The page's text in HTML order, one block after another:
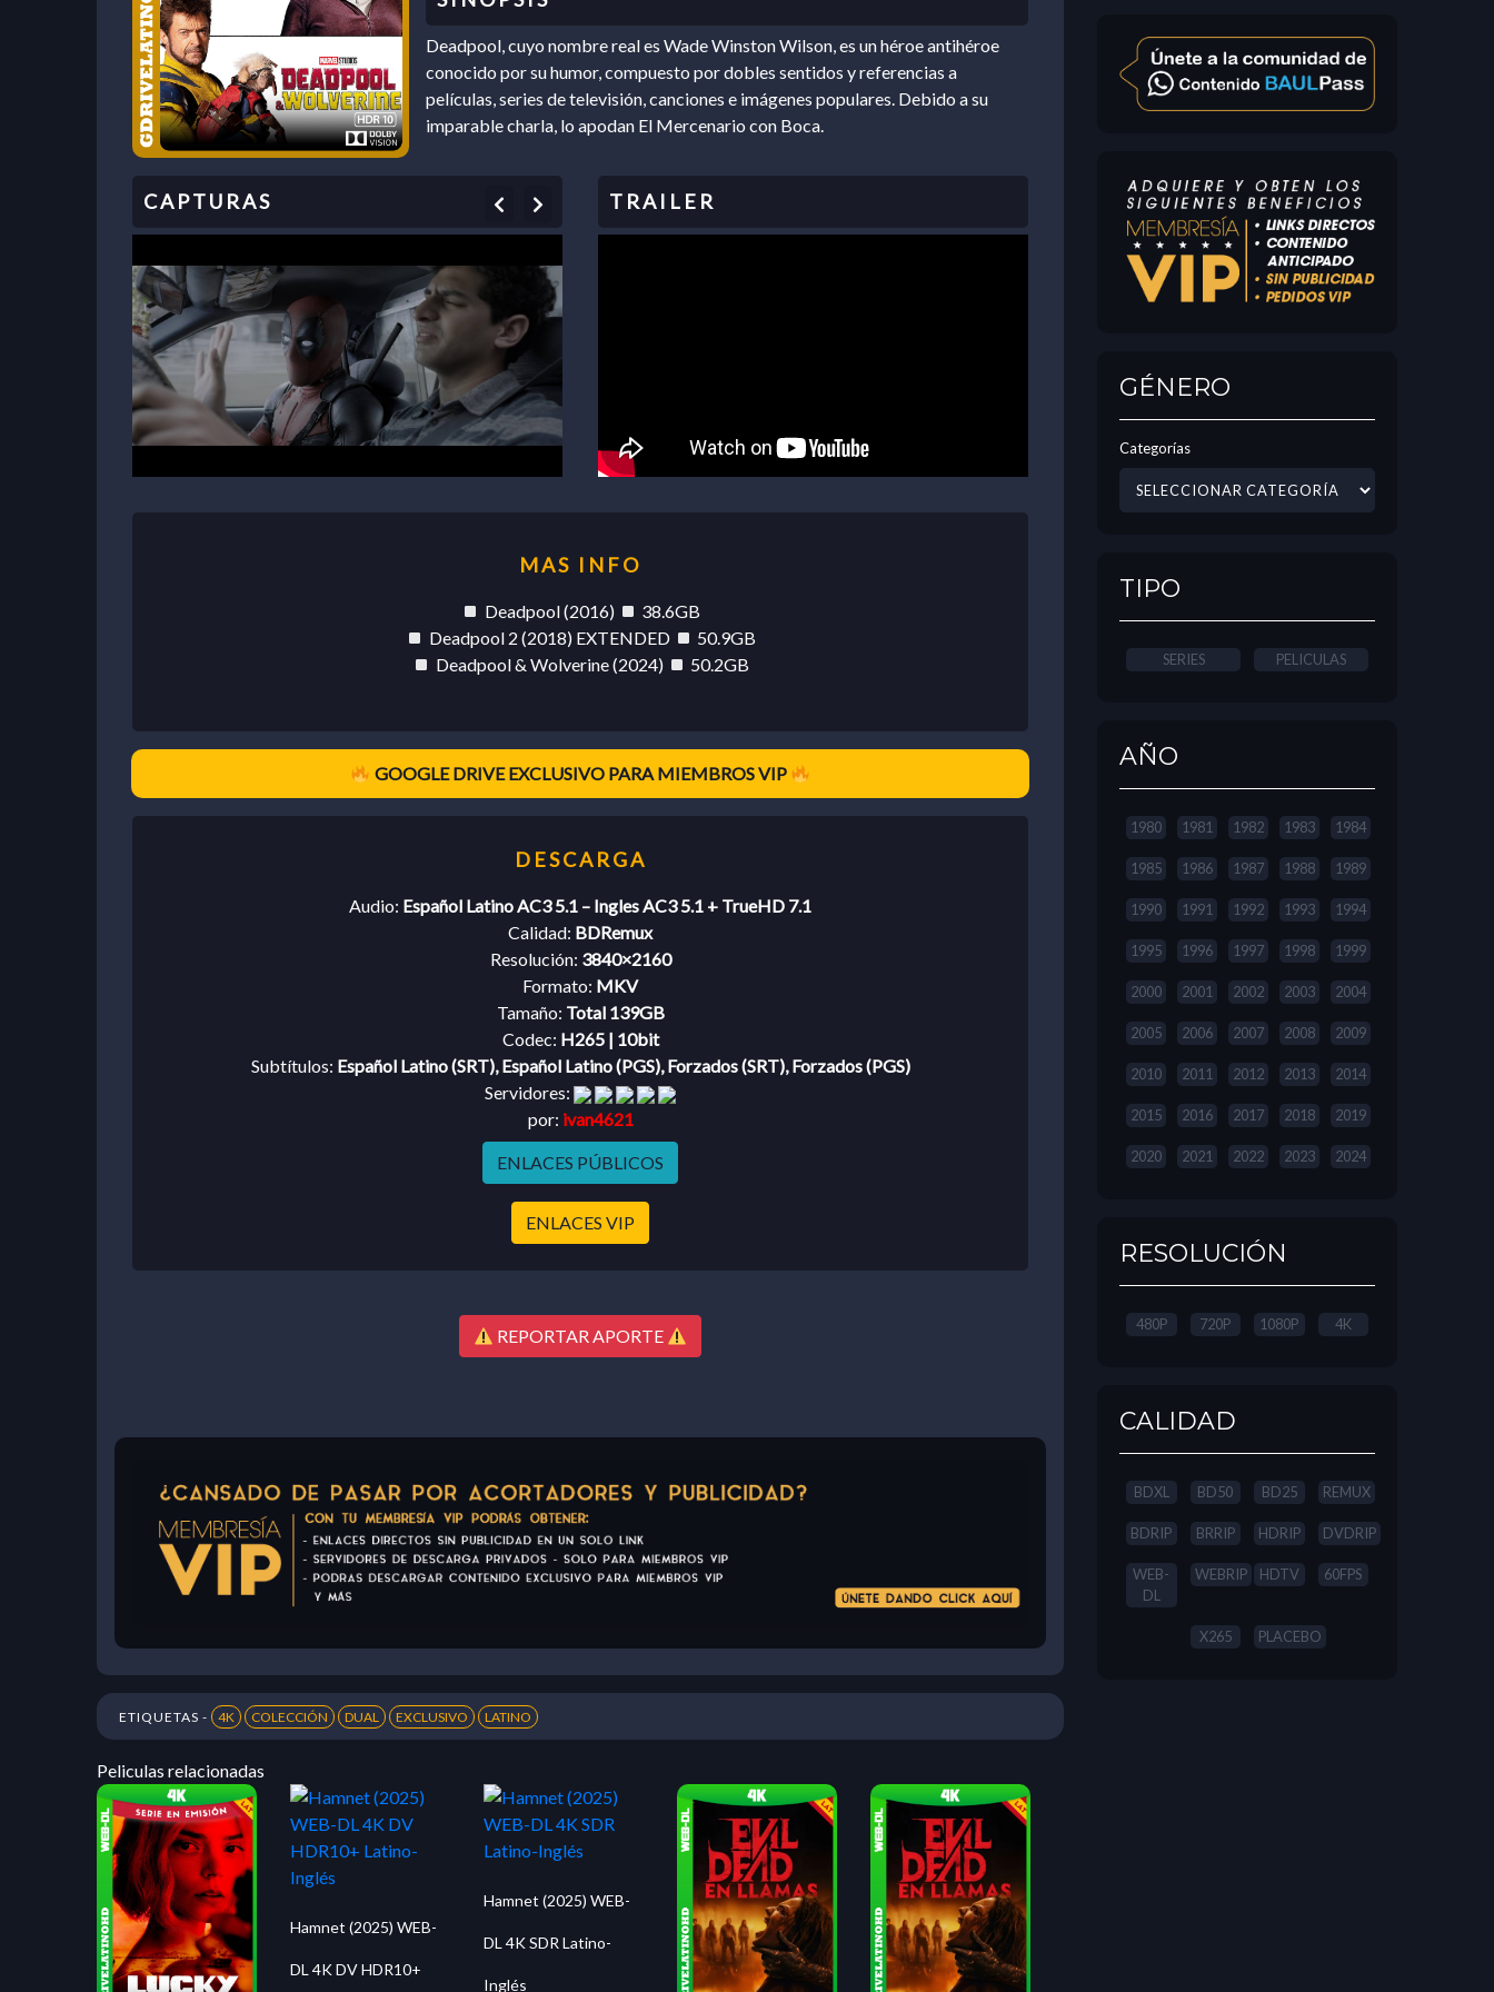
Deadpool, cuyo nombre real es Wade Winston Wilson, es un héroe antihéroe
conocido por su humor, compuesto por dobles sentidos y referencias a
películas, series de televisión, canciones e imágenes populares. Debido a su
imparable charla, lo apodan El Mercenario con Boca.
Previous
Deadpool (2016)
38.6GB
Deadpool 2 (2018) EXTENDED
50.9GB
Deadpool & Wolverine (2024)
50.2GB
GOOGLE DRIVE EXCLUSIVO PARA MIEMBROS VIP
Audio: Español Latino AC3 5.1 – Ingles AC3 5.1 + TrueHD 7.1
Calidad: BDRemux
Resolución: 3840×2160
Formato: MKV
Tamaño: Total 139GB
Codec: H265 | 10bit
Subtítulos: Español Latino (SRT), Español Latino (PGS), Forzados (SRT), Forzados (PGS)
Servidores:
por: ivan4621
ENLACES PÚBLICOS
ENLACES VIP
REPORTAR APORTE
ETIQUETAS - 4K COLECCIÓN DUAL EXCLUSIVO LATINO
Peliculas relacionadas
Hamnet (2025) WEB-
DL 4K DV HDR10+
Hamnet (2025) WEB-
DL 4K SDR Latino-
Inglés
GÉNERO
Categorías
TIPO
SERIES PELICULAS
AÑO
1980 1981 1982 1983 1984
1985 1986 1987 1988 1989
1990 1991 1992 1993 1994
1995 1996 1997 1998 1999
2000 2001 2002 2003 2004
2005 2006 2007 2008 2009
2010 2011 2012 2013 2014
2015 2016 2017 2018 2019
2020 2021 2022 2023 2024
RESOLUCIÓN
480P 720P 1080P 4K
CALIDAD
BDXL BD50 BD25 REMUX
BDRIP BRRIP HDRIP DVDRIP
WEB-
DL
WEBRIP HDTV 60FPS
X265 PLACEBO